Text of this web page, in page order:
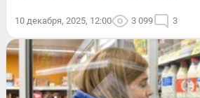
10 декабря, 2025, 12:00 3 099 3